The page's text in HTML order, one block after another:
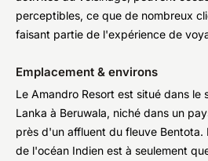
perceptibles, ce que de nombreux
faisant partie de l'expérience de
Emplacement & environs
Le Amandro Resort est situé dans le
Lanka à Beruwala, niché dans un
près d'un affluent du fleuve Bentota.
de l'océan Indien est à seulement